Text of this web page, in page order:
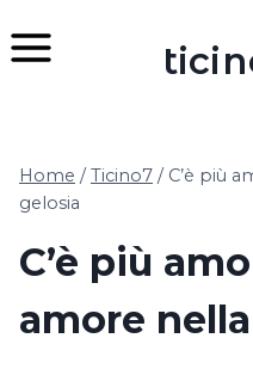
al
Home / Ticino7 / C’è più
gelosia
C’è più
amore